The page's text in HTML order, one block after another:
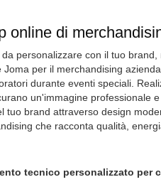
online di
personalizzare con il tuo brand,
per il merchandising
durante eventi speciali.
un'immagine professionale
tuo brand attraverso design
che racconta qualità,
tecnico personalizzato per